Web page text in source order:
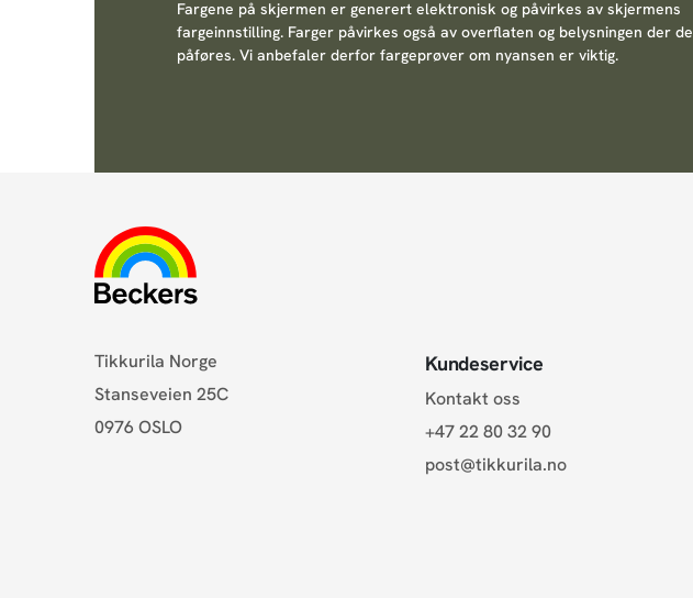
Fargene på skjermen er generert elektronisk og påvirkes av skjermens
fargeinnstilling. Farger påvirkes også av overflaten og belysningen der de
påføres. Vi anbefaler derfor fargeprøver om nyansen er viktig.
Tikkurila Norge
Stanseveien 25C
0976 OSLO
Kundeservice
Kontakt oss
+47 22 80 32 90
post@tikkurila.no